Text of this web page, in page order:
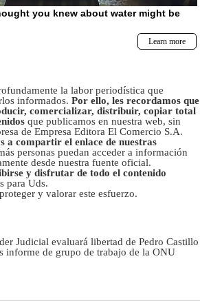
la labor periodística que
informados. Por ello, les recordamos que
comercializar, distribuir, copiar total
que publicamos en nuestra web, sin
de Empresa Editora El Comercio S.A.
a compartir el enlace de nuestras
personas puedan acceder a información
desde nuestra fuente oficial.
y disfrutar de todo el contenido
para Uds.
y valorar este esfuerzo.
Judicial evaluará libertad de Pedro Castillo
informe de grupo de trabajo de la ONU